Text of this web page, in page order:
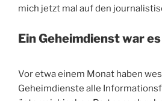
mich jetzt mal auf den
Ein Geheimdienst war es
Vor etwa einem Monat haben
Geheimdienste alle